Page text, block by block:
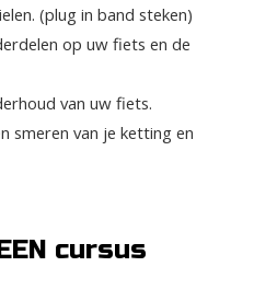
(plug in band steken)
op uw fiets en de
van uw fiets.
smeren van je ketting en
cursus